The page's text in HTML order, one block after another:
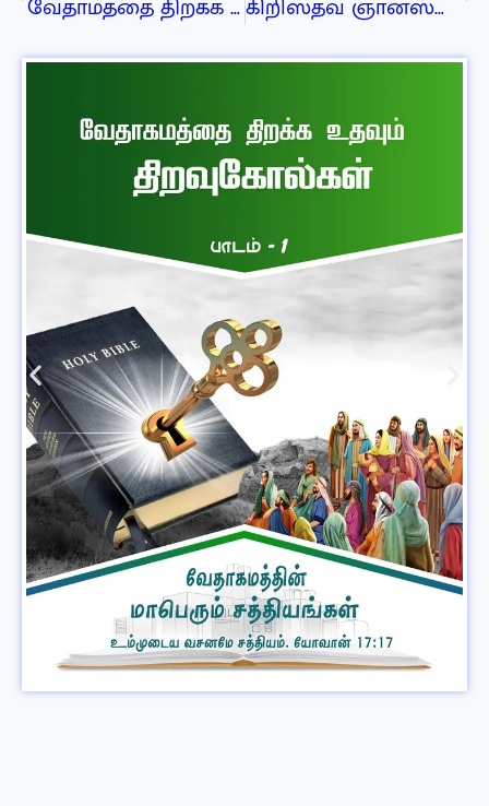
வேதாமத்தை திறக்க உதவும் திறவுகோல்கள் கிறிஸ்தவ ஞானஸ்நானம்